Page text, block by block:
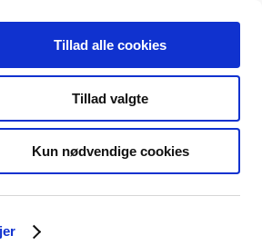
Tillad alle cookies
Tillad valgte
Kun nødvendige cookies